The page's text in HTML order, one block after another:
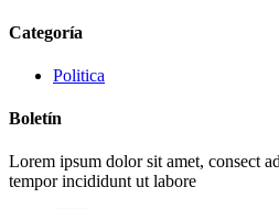
Categoría
Politica
Boletín
Lorem ipsum dolor sit amet, consect
tempor incididunt ut labore